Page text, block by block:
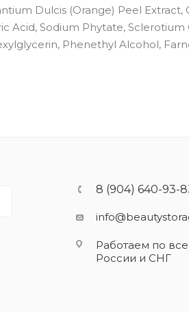
Dulcis (Orange) Peel
Acid, Sodium Phytate,
Phenethyl Alcohol,
8 (904) 640-93-
Работаем по
России и СНГ